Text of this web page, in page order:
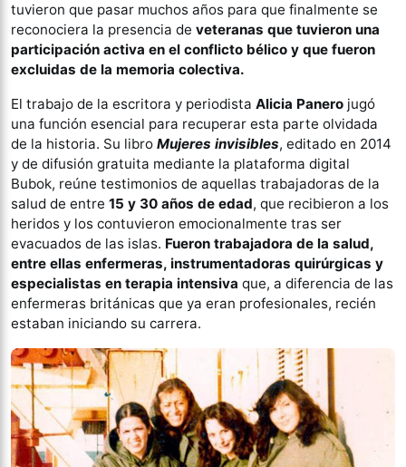
tuvieron que pasar muchos años para que finalmente se
reconociera la presencia de veteranas que tuvieron una
participación activa en el conflicto bélico y que fueron
excluidas de la memoria colectiva.
El trabajo de la escritora y periodista Alicia Panero jugó
una función esencial para recuperar esta parte olvidada
de la historia. Su libro Mujeres invisibles, editado en 2014
y de difusión gratuita mediante la plataforma digital
Bubok, reúne testimonios de aquellas trabajadoras de la
salud de entre 15 y 30 años de edad, que recibieron a los
heridos y los contuvieron emocionalmente tras ser
evacuados de las islas. Fueron trabajadora de la salud,
entre ellas enfermeras, instrumentadoras quirúrgicas y
especialistas en terapia intensiva que, a diferencia de las
enfermeras británicas que ya eran profesionales, recién
estaban iniciando su carrera.